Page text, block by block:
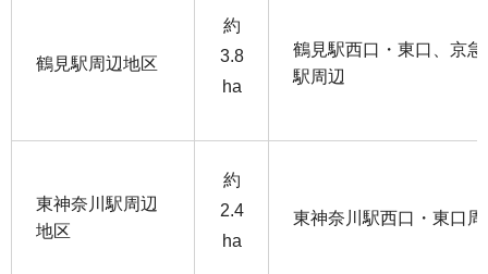
鶴見駅周辺地区
約
3.8
ha
鶴見駅西口・東口、京
駅周辺
東神奈川駅周辺
地区
約
2.4
ha
東神奈川駅西口・東口周